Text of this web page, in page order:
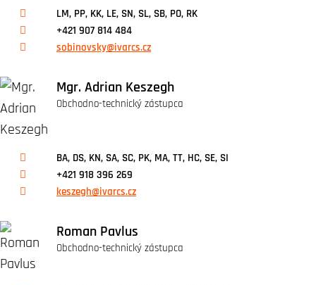
LM, PP, KK, LE, SN, SL, SB, PO, RK
+421 907 814 484
sobinovsky@ivarcs.cz
Mgr. Adrian Keszegh
Obchodno-technický zástupca
BA, DS, KN, SA, SC, PK, MA, TT, HC, SE, SI
+421 918 396 269
keszegh@ivarcs.cz
Roman Pavlus
Obchodno-technický zástupca